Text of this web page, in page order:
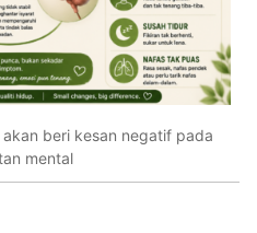
beri kesan negatif pada
mental